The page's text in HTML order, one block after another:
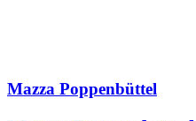
Mazza Poppenbüttel